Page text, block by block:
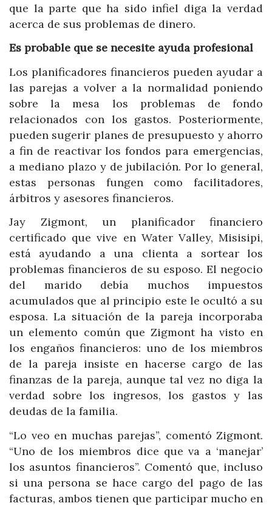
que la parte que ha sido infiel diga la verdad
acerca de sus problemas de dinero.
Es probable que se necesite ayuda profesional
Los planificadores financieros pueden ayudar a
las parejas a volver a la normalidad poniendo
sobre la mesa los problemas de fondo
relacionados con los gastos. Posteriormente,
pueden sugerir planes de presupuesto y ahorro
a fin de reactivar los fondos para emergencias,
a mediano plazo y de jubilación. Por lo general,
estas personas fungen como facilitadores,
árbitros y asesores financieros.
Jay Zigmont, un planificador financiero
certificado que vive en Water Valley, Misisipi,
está ayudando a una clienta a sortear los
problemas financieros de su esposo. El negocio
del marido debía muchos impuestos
acumulados que al principio este le ocultó a su
esposa. La situación de la pareja incorporaba
un elemento común que Zigmont ha visto en
los engaños financieros: uno de los miembros
de la pareja insiste en hacerse cargo de las
finanzas de la pareja, aunque tal vez no diga la
verdad sobre los ingresos, los gastos y las
deudas de la familia.
“Lo veo en muchas parejas”, comentó Zigmont.
“Uno de los miembros dice que va a ‘manejar’
los asuntos financieros”. Comentó que, incluso
si una persona se hace cargo del pago de las
facturas, ambos tienen que participar mucho en